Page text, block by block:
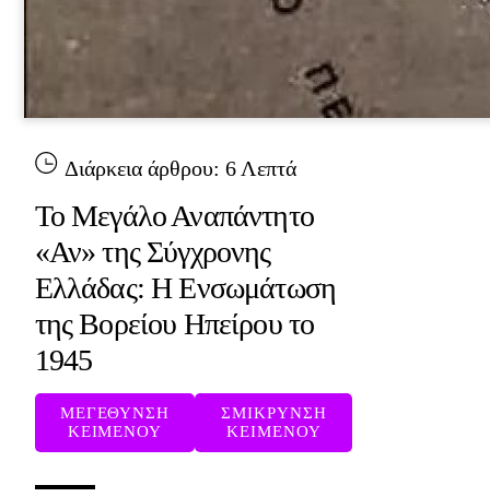
Διάρκεια άρθρου: 6 Λεπτά
Το Μεγάλο Αναπάντητο
«Αν» της Σύγχρονης
Ελλάδας: Η Ενσωμάτωση
της Βορείου Ηπείρου το
1945
ΜΕΓΕΘΥΝΣΗ
ΚΕΙΜΕΝΟΥ
ΣΜΙΚΡΥΝΣΗ
ΚΕΙΜΕΝΟΥ